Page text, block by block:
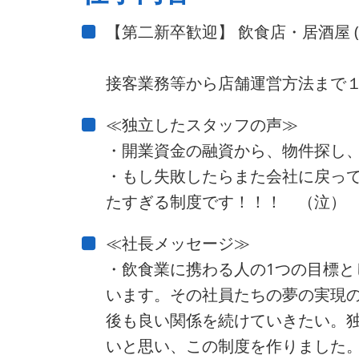
【第二新卒歓迎】 飲食店・居酒
接客業務等から店舗運営方法まで
≪独立したスタッフの声≫
・開業資金の融資から、物件探
・もし失敗したらまた会社に戻
たすぎる制度です！！！ （泣）
≪社長メッセージ≫
・飲食業に携わる人の1つの目標
います。その社員たちの夢の実現
後も良い関係を続けていきたい。
いと思い、この制度を作りました